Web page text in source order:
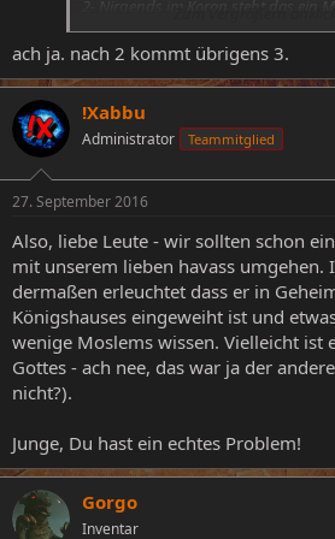
2- Nirgends im Koran steht das ein
werden soll der aus dem Glauben
ach ja. nach 2 kommt übrigens 3.
!Xabbu
Administrator Teammitglied
27. September 2016
Also, liebe Leute - wir sollten schon
mit unserem lieben havass umgehen.
dermaßen erleuchtet dass er in
Königshauses eingeweiht ist und
wenige Moslems wissen. Vielleicht ist
Gottes - ach nee, das war ja der
nicht?).
Junge, Du hast ein echtes Problem!
Gorgo
Inventar